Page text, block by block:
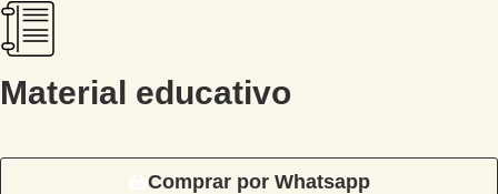
Material educativo
Comprar por Whatsapp